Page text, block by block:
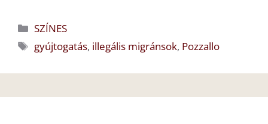
Kategória
SZÍNES
Címkék
gyújtogatás, illegális migránsok, Pozzallo